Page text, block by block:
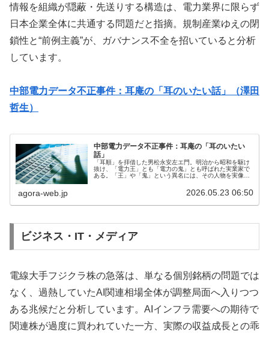
情報を組織が隠蔽・先送りする構造は、電力業界に限らず
日本企業全体に共通する問題だと指摘。規制産業ゆえの閉
鎖性と“前例主義”が、ガバナンス不全を招いていると分析
しています。
中部電力データ不正事件：耳庵の「耳のいたい話」（澤田
哲生）
中部電力データ不正事件：耳庵の「耳のいたい
話」
「耳順」を拝借した男松永安左エ門。明治から昭和を駆け
抜け、「電力王」とも「電力の鬼」とも呼ばれた実業家で
ある。「王」や「鬼」という異名には、その人物を実像以
後、国家管理下にあった電力事業を...
agora-web.jp 2026.05.23 06:50
ビジネス・IT・メディア
電線大手フジクラ株の急落は、単なる個別銘柄の問題では
なく、過熱していたAI関連相場全体が調整局面へ入りつつ
ある兆候だと分析しています。AIインフラ需要への期待で
関連株が過度に買われていた一方、実際の収益成長との乖